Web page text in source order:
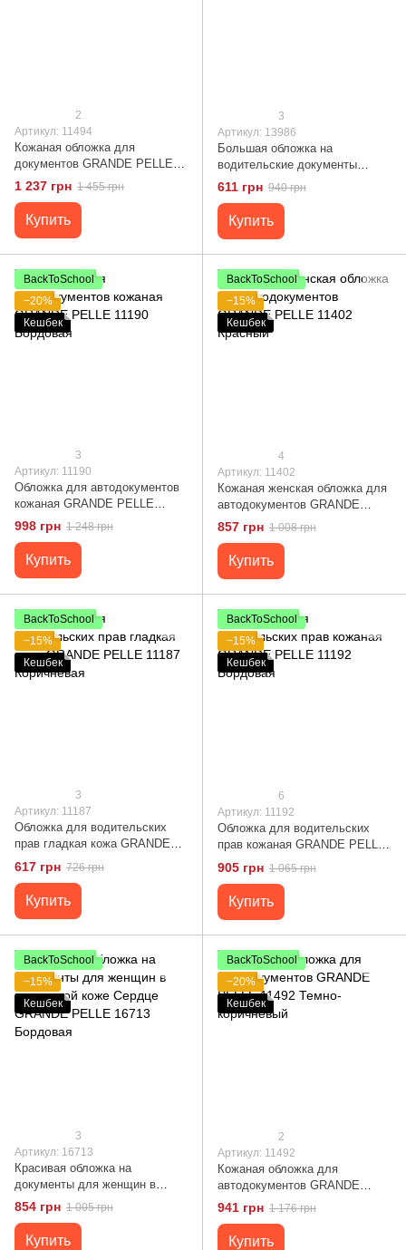
2
Артикул: 11494
Кожаная обложка для
документов GRANDE PELLE
11494 Черный
1 237 грн 1 455 грн
Купить
3
Артикул: 13986
Большая обложка на
водительские документы
SHVIGEL 13986 Коричневая
611 грн 940 грн
Купить
BackToSchool
−20%
Кешбек
3
Артикул: 11190
Обложка для автодокументов
кожаная GRANDE PELLE
11190 Бордовая
998 грн 1 248 грн
Купить
BackToSchool
−15%
Кешбек
4
Артикул: 11402
Кожаная женская обложка для
автодокументов GRANDE
PELLE 11402 Красный
857 грн 1 008 грн
Купить
BackToSchool
−15%
Кешбек
3
Артикул: 11187
Обложка для водительских
прав гладкая кожа GRANDE
PELLE 11187 Коричневая
617 грн 726 грн
Купить
BackToSchool
−15%
Кешбек
6
Артикул: 11192
Обложка для водительских
прав кожаная GRANDE PELLE
11192 Бордовая
905 грн 1 065 грн
Купить
BackToSchool
−15%
Кешбек
3
Артикул: 16713
Красивая обложка на
документы для женщин в
винтажной коже Сердце
GRANDE PELLE 16713
Бордовая
854 грн 1 005 грн
Купить
BackToSchool
−20%
Кешбек
2
Артикул: 11492
Кожаная обложка для
автодокументов GRANDE
PELLE 11492 Темно-
коричневый
941 грн 1 176 грн
Купить